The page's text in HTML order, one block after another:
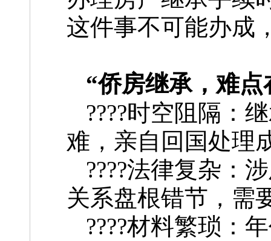
这件事不可能办成
“侨房继承，难点
????时空阻隔：
难，亲自回国处理
????法律复杂：
关系盘根错节，需
????材料繁琐：